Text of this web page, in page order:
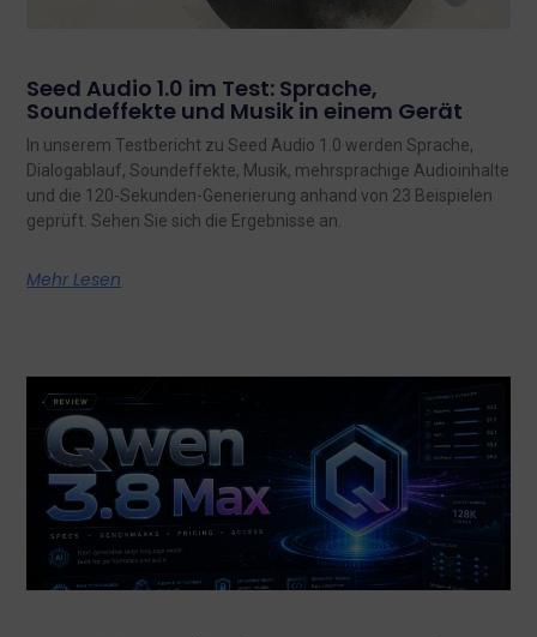
Seed Audio 1.0 im Test: Sprache,
Soundeffekte und Musik in einem Gerät
In unserem Testbericht zu Seed Audio 1.0 werden Sprache,
Dialogablauf, Soundeffekte, Musik, mehrsprachige Audioinhalte
und die 120-Sekunden-Generierung anhand von 23 Beispielen
geprüft. Sehen Sie sich die Ergebnisse an.
Mehr Lesen